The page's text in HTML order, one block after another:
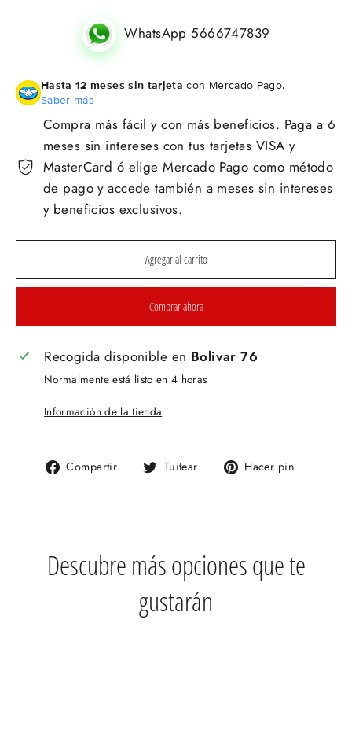
WhatsApp 5666747839
Hasta 12 meses sin tarjeta con Mercado Pago.
Saber más
Compra más fácil y con más beneficios. Paga a 6
meses sin intereses con tus tarjetas VISA y
MasterCard ó elige Mercado Pago como método
de pago y accede también a meses sin intereses
y beneficios exclusivos.
Agregar al carrito
Comprar ahora
Recogida disponible en Bolivar 76
Normalmente está listo en 4 horas
Información de la tienda
Compartir
Compartir
Tuitear
TuitearHacer pin
Descubre más opciones que te
gustarán